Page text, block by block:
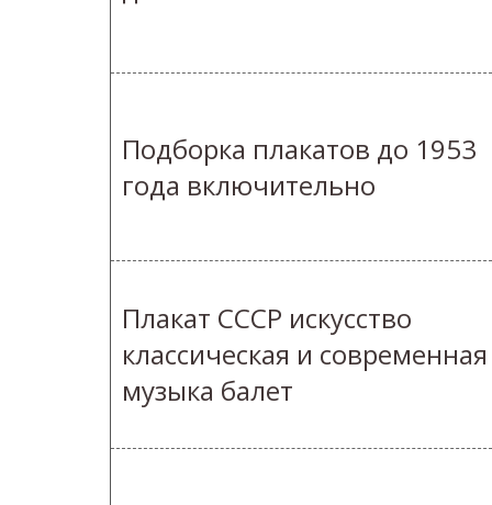
Подборка плакатов до 1953
года включительно
Плакат СССР искусство
классическая и современная
музыка балет